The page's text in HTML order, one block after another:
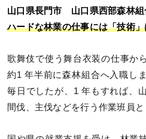
山口県長門市 山口県西部森林組
ハードな林業の仕事には「技術
歌舞伎で使う舞台衣装の仕事か
約1 年半前に森林組合へ入職し
毎日でしたが、1 年もすれば、
間伐、主伐などを行う作業班員と